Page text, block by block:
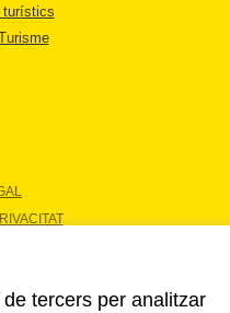
turístics
tercers per analitzar